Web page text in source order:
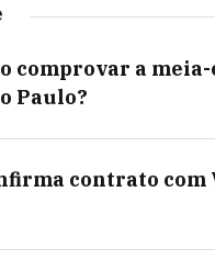
comprovar a
Paulo?
contrato com